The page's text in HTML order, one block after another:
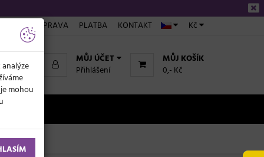
Kč
DOPRAVA PLATBA KONTAKT
MŮJ KOŠÍK
0,- Kč
MŮJ ÚČET
Přihlášení
mohou